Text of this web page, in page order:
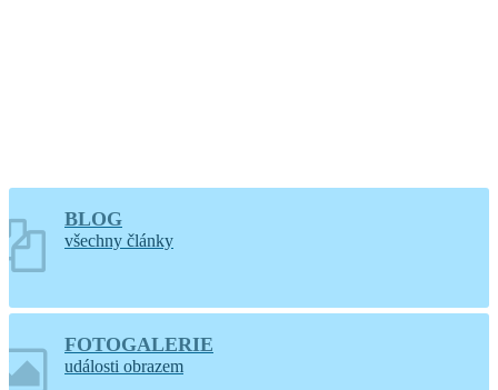
BLOG
všechny články
FOTOGALERIE
události obrazem